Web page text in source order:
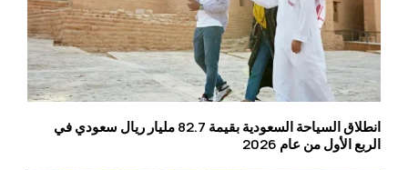
انطلاق السياحة السعودية بقيمة 82.7 مليار ريال سعودي في
الربع الأول من عام 2026